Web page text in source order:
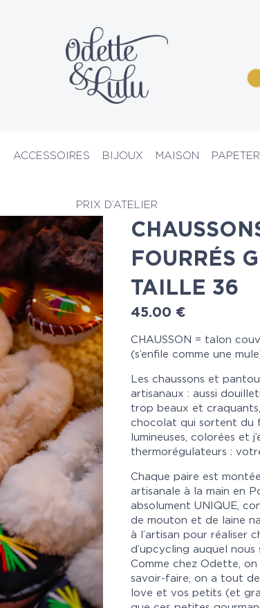
ACCESSOIRES BIJOUX MAISON
PRIX D’ATELIER
FOURRÉS
TAILLE 36
45.00 €
CHAUSSON = talon
(s’enfile comme une
Les chaussons et
artisanaux : aussi
trop beaux et
chocolat qui sortent du
lumineuses, colorées et
thermorégulateurs :
Chaque paire est
artisanale à la main en
absolument UNIQUE,
de mouton et de laine
à l’artisan pour réaliser
d’upcycling auquel nous
Comme chez Odette,
savoir-faire, on a tout
love et vos petits (et